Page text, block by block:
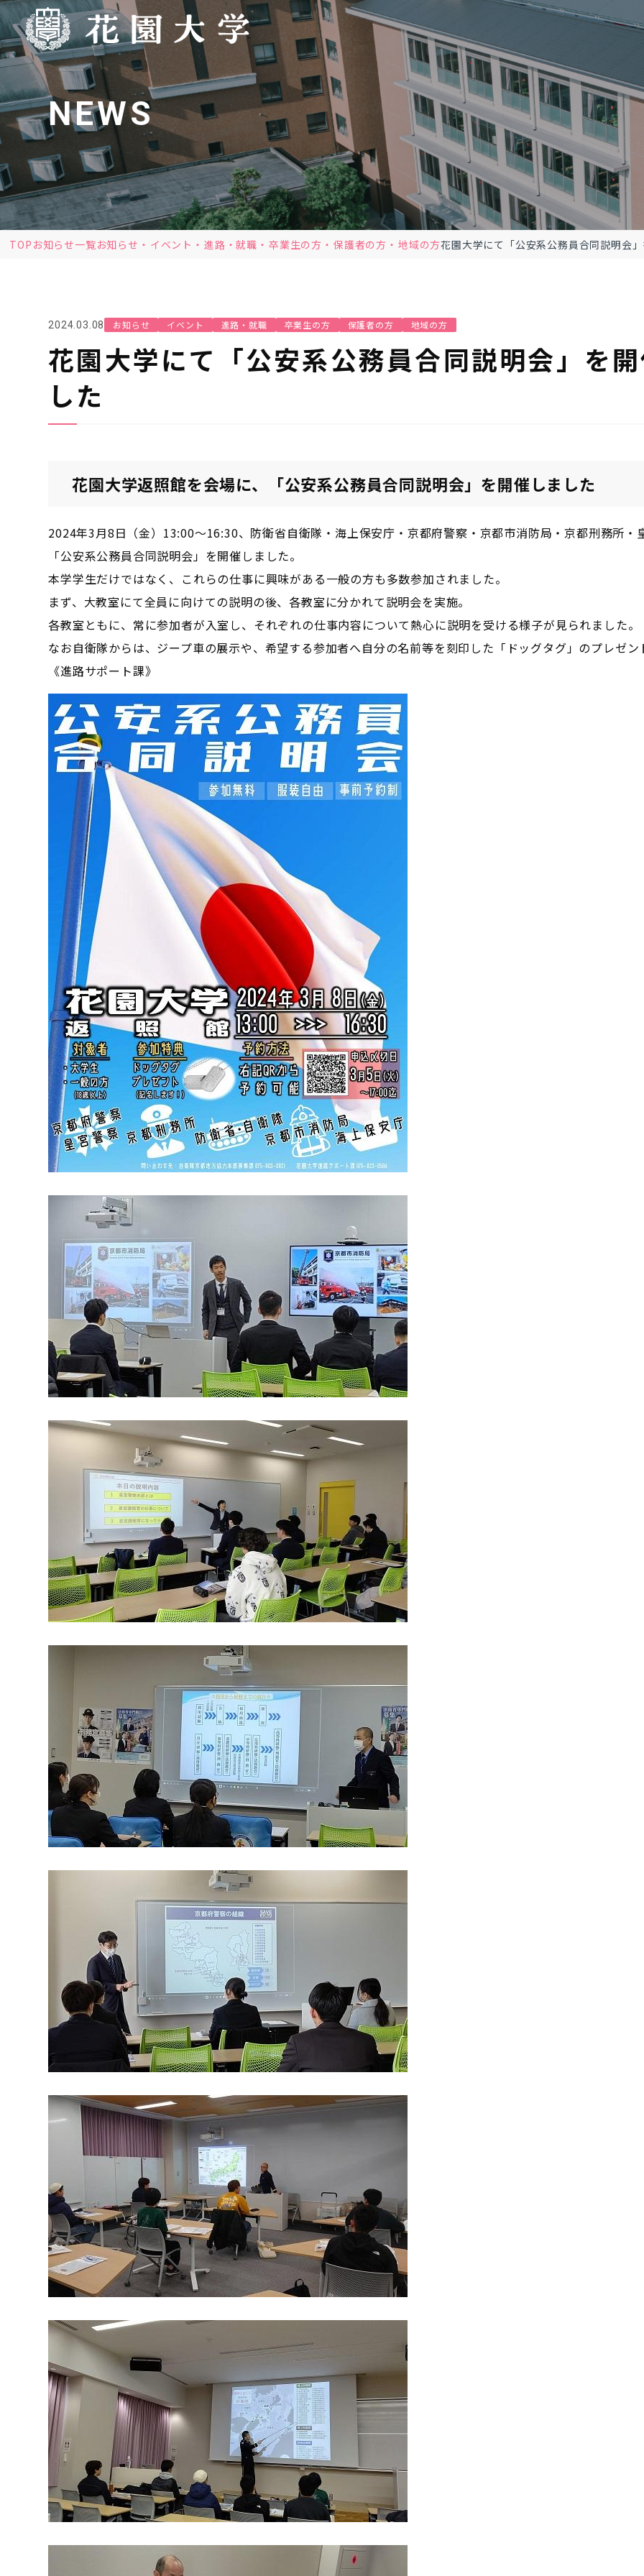
NEWS
TOP お知らせ一覧お知らせ イベント 進路・就職 卒業生の方 保護者の方 地域の方花園大学にて「公安系公務員合同説明会
2024.03.08 お知らせ イベント 進路・就職 卒業生の方 保護者の方 地域の方
花園大学にて「公安系公務員合同説明会」を
した
花園大学返照館を会場に、「公安系公務員合同説明会」を開催しました
2024年3月8日（金）13:00～16:30、防衛省自衛隊・海上保安庁・京都府警察・京都市消防局・京都刑務所・
「公安系公務員合同説明会」を開催しました。
本学学生だけではなく、これらの仕事に興味がある一般の方も多数参加されました。
まず、大教室にて全員に向けての説明の後、各教室に分かれて説明会を実施。
各教室ともに、常に参加者が入室し、それぞれの仕事内容について熱心に説明を受ける様子が見られました。
なお自衛隊からは、ジープ車の展示や、希望する参加者へ自分の名前等を刻印した「ドッグタグ」のプレゼン
《進路サポート課》